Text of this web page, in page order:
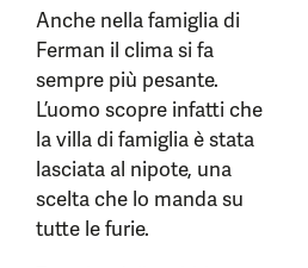
Anche nella famiglia di
Ferman il clima si fa
sempre più pesante.
L’uomo scopre infatti che
la villa di famiglia è stata
lasciata al nipote, una
scelta che lo manda su
tutte le furie.